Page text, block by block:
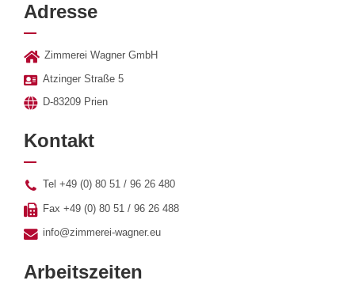
Adresse
Zimmerei Wagner GmbH
Atzinger Straße 5
D-83209 Prien
Kontakt
Tel +49 (0) 80 51 / 96 26 480
Fax +49 (0) 80 51 / 96 26 488
info@zimmerei-wagner.eu
Arbeitszeiten